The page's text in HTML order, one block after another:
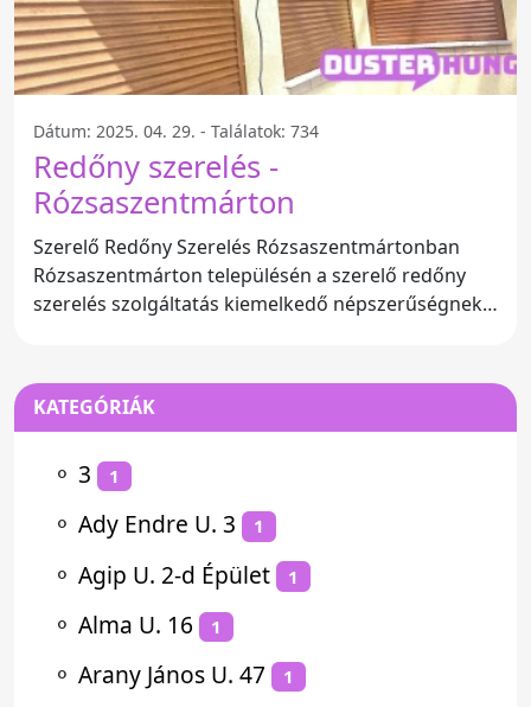
Dátum: 2025. 04. 29. - Találatok: 734
Redőny szerelés -
Rózsaszentmárton
Szerelő Redőny Szerelés Rózsaszentmártonban
Rózsaszentmárton településén a szerelő redőny
szerelés szolgáltatás kiemelkedő népszerűségnek
KATEGÓRIÁK
⚬ 3 1
⚬ Ady Endre U. 3 1
⚬ Agip U. 2-d Épület 1
⚬ Alma U. 16 1
⚬ Arany János U. 47 1